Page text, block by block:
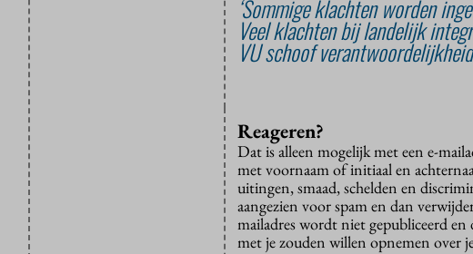
‘Sommige klachten worden
Veel klachten bij landelijk
VU schoof
Reageren?
Dat is alleen mogelijk met een e-
met voornaam of initiaal en
uitingen, smaad, schelden en
aangezien voor spam en dan
mailadres wordt niet gepubliceerd
met je zouden willen opnemen over